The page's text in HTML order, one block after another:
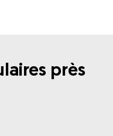
près